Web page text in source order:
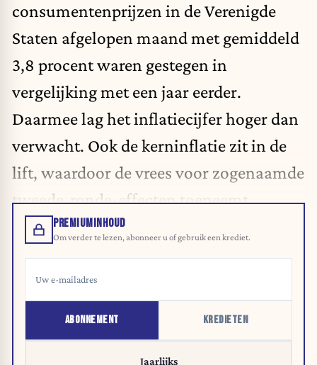
consumentenprijzen in de Verenigde
Staten afgelopen maandmet gemiddeld
3,8 procent waren gestegen in
vergelijking met een jaar eerder.
Daarmee lag het inflatiecijfer hoger dan
verwacht. Ook de kerninflatie zit in de
lift, waardoor de vrees voor zogenaamde
tweede-ronde-effecten toeneemt.
PREMIUMINHOUD
Om verder te lezen, abonneer u of gebruik een krediet.
ABONNEMENT KREDIETEN
Jaarlijks